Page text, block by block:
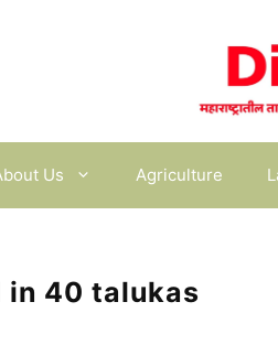
Us Agriculture
in 40 talukas